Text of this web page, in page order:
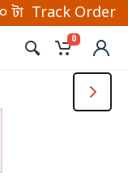
১০টা
Track Order
0